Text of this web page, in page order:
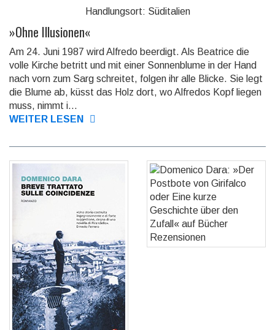
Handlungsort: Süditalien
»Ohne Illusionen«
Am 24. Juni 1987 wird Alfredo beerdigt. Als Beatrice die
volle Kirche betritt und mit einer Sonnenblume in der Hand
nach vorn zum Sarg schreitet, folgen ihr alle Blicke. Sie legt
die Blume ab, küsst das Holz dort, wo Alfredos Kopf liegen
muss, nimmt i...
WEITER LESEN